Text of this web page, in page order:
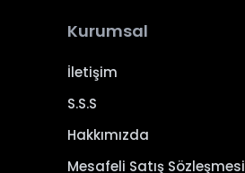
Kurumsal
İletişim
S.S.S
Hakkımızda
Mesafeli Satış Sözleşmesi